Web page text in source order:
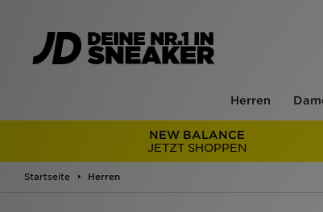
Herren
NEW BALANCE
JETZT SHOPPEN
Startseite Herren